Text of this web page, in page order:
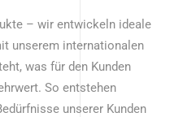
– wir entwickeln ideale
unserem internationalen
was für den Kunden
So entstehen
unserer Kunden